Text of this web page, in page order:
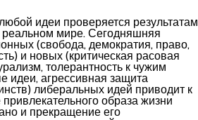
идеи проверяется
мире. Сегодняшняя
(свобода, демократия, право,
и новых (критическая расовая
толерантность к чужим
идеи, агрессивная защита
либеральных идей приводит к
образа жизни
и прекращение его